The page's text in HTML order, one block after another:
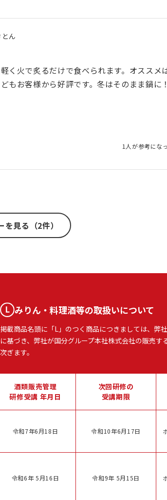
ん
く火で炙るだけで食べられます。オススメ
もお客様から好評です。冬はそのまま鍋
1人が参考にな
見る（2件）
みりん・料理酒等の取扱いについて
掲載商品名頭に「L」のつく商品につきましては、弊
に基づき、弊社が国分グループ本社株式会社の販売す
次ぎます。
酒類販売管理
研修受講 年月日
次回研修の
受講期限
令和7年6月18日 令和10年6月17日
令和6年 5月16日 令和9年 5月15日